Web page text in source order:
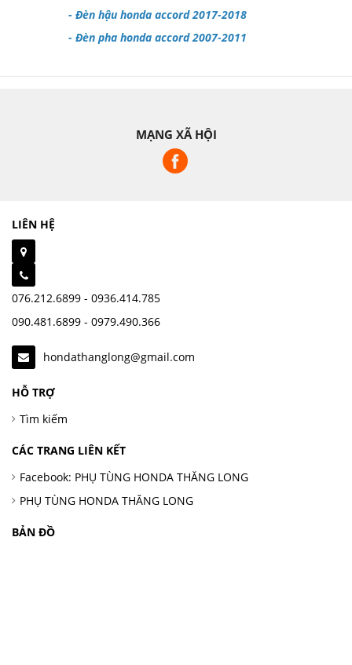
- Đèn hậu honda accord 2017-2018
- Đèn pha honda accord 2007-2011
MẠNG XÃ HỘI
LIÊN HỆ
076.212.6899 - 0936.414.785
090.481.6899 - 0979.490.366
hondathanglong@gmail.com
HỖ TRỢ
Tìm kiếm
CÁC TRANG LIÊN KẾT
Facebook: PHỤ TÙNG HONDA THĂNG LONG
PHỤ TÙNG HONDA THĂNG LONG
BẢN ĐỒ